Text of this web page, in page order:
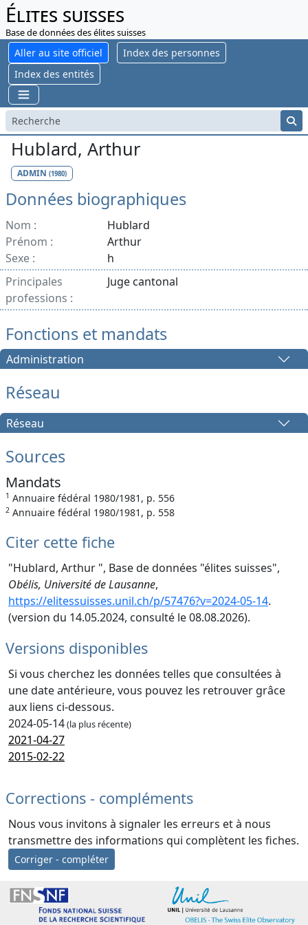
Élites suisses
Base de données des élites suisses
Aller au site officiel
Index des personnes
Index des entités
Hublard, Arthur
ADMIN (1980)
Données biographiques
Nom :
Hublard
Prénom :
Arthur
Sexe :
h
Principales
professions :
Juge cantonal
Fonctions et mandats
Administration
Réseau
Réseau
Sources
Mandats
1 Annuaire fédéral 1980/1981, p. 556
2 Annuaire fédéral 1980/1981, p. 558
Citer cette fiche
"Hublard, Arthur ", Base de données "élites suisses",
Obélis, Université de Lausanne,
https://elitessuisses.unil.ch/p/57476?v=2024-05-14.
(version du 14.05.2024, consulté le 08.08.2026).
Versions disponibles
Si vous cherchez les données telles que consultées à
une date antérieure, vous pouvez les retrouver grâce
aux liens ci-dessous.
2024-05-14(la plus récente)
2021-04-27
2015-02-22
Corrections - compléments
Nous vous invitons à signaler les erreurs et à nous
transmettre des informations qui complètent les fiches.
Corriger - compléter